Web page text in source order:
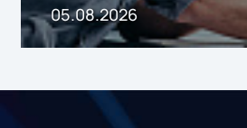
05.08.2026